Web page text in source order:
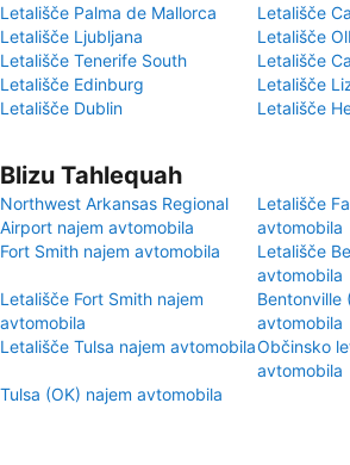
Letališče Palma de Mallorca
Letališče
Letališče Ljubljana
Letališče
Letališče Tenerife South
Letališče
Letališče Edinburg
Letališče
Letališče Dublin
Letališče
Blizu Tahlequah
Northwest Arkansas Regional
Airport najem avtomobila
Letališče
avtomobila
Fort Smith najem avtomobila
Letališče
avtomobila
Letališče Fort Smith najem
avtomobila
Bentonville
avtomobila
Letališče Tulsa najem avtomobilaObčinsko
avtomobila
Tulsa (OK) najem avtomobila